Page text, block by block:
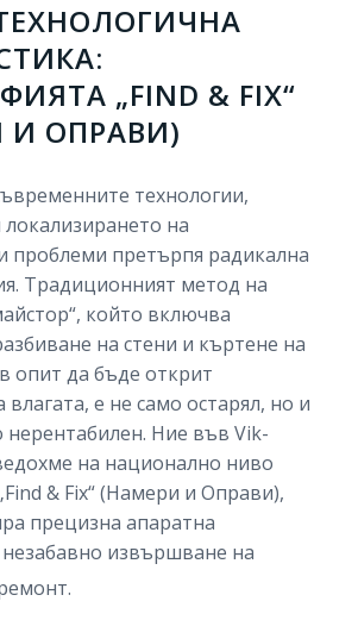
„FIND & FIX“
И ОПРАВИ)
технологии,
на
проблеми претърпя радикална
Традиционният метод на
който включва
на стени и къртене на
опит да бъде открит
е не само остарял, но и
Ние във Vik-
на национално ниво
& Fix“ (Намери и Оправи),
прецизна апаратна
незабавно извършване на